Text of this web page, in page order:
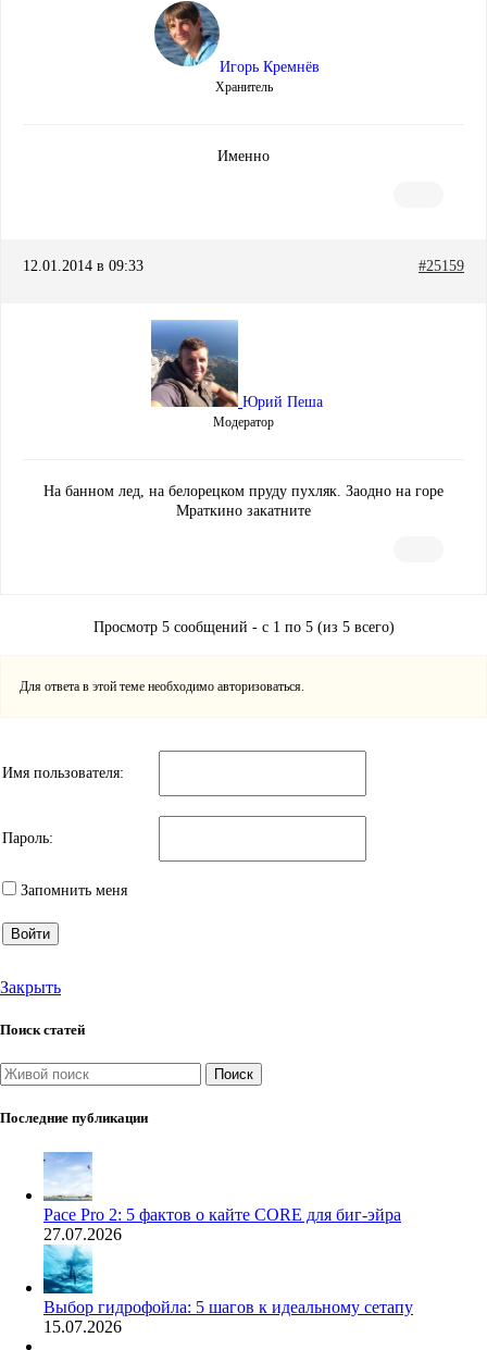
Игорь Кремнёв
Хранитель
Именно
12.01.2014 в 09:33 #25159
Юрий Пеша
Модератор
На банном лед, на белорецком пруду пухляк. Заодно на горе
Мраткино закатните
Просмотр 5 сообщений - с 1 по 5 (из 5 всего)
Для ответа в этой теме необходимо авторизоваться.
Имя пользователя:
Пароль:
Запомнить меня
Войти
Закрыть
Поиск статей
Поиск
Последние публикации
Pace Pro 2: 5 фактов о кайте CORE для биг-эйра
27.07.2026
Выбор гидрофойла: 5 шагов к идеальному сетапу
15.07.2026